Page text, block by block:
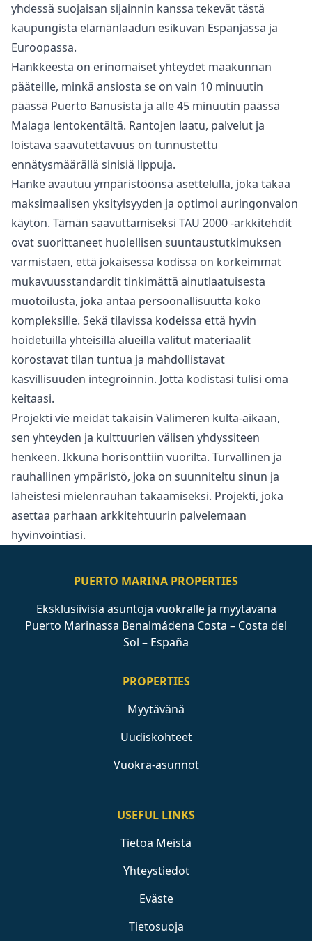
yhdessä suojaisan sijainnin kanssa tekevät tästä
kaupungista elämänlaadun esikuvan Espanjassa ja
Euroopassa.
Hankkeesta on erinomaiset yhteydet maakunnan
pääteille, minkä ansiosta se on vain 10 minuutin
päässä Puerto Banusista ja alle 45 minuutin päässä
Malaga lentokentältä. Rantojen laatu, palvelut ja
loistava saavutettavuus on tunnustettu
ennätysmäärällä sinisiä lippuja.
Hanke avautuu ympäristöönsä asettelulla, joka takaa
maksimaalisen yksityisyyden ja optimoi auringonvalon
käytön. Tämän saavuttamiseksi TAU 2000 -arkkitehdit
ovat suorittaneet huolellisen suuntaustutkimuksen
varmistaen, että jokaisessa kodissa on korkeimmat
mukavuusstandardit tinkimättä ainutlaatuisesta
muotoilusta, joka antaa persoonallisuutta koko
kompleksille. Sekä tilavissa kodeissa että hyvin
hoidetuilla yhteisillä alueilla valitut materiaalit
korostavat tilan tuntua ja mahdollistavat
kasvillisuuden integroinnin. Jotta kodistasi tulisi oma
keitaasi.
Projekti vie meidät takaisin Välimeren kulta-aikaan,
‌sen ‌yhteyden ‌ja ‌kulttuurien ‌välisen yhdyssiteen
henkeen. Ikkuna horisonttiin ‌vuorilta. ‌Turvallinen ‌ja
rauhallinen ympäristö, ‌joka ‌on ‌suunniteltu ‌sinun ja
‌läheistesi mielenrauhan takaamiseksi. ‌Projekti, ‌joka
‌asettaa ‌parhaan ‌arkkitehtuurin ‌palvelemaan
‌hyvinvointiasi.
PUERTO MARINA PROPERTIES
Eksklusiivisia asuntoja vuokralle ja myytävänä
Puerto Marinassa Benalmádena Costa – Costa del
Sol – España
PROPERTIES
Myytävänä
Uudiskohteet
Vuokra-asunnot
USEFUL LINKS
Tietoa Meistä
Yhteystiedot
Eväste
Tietosuoja